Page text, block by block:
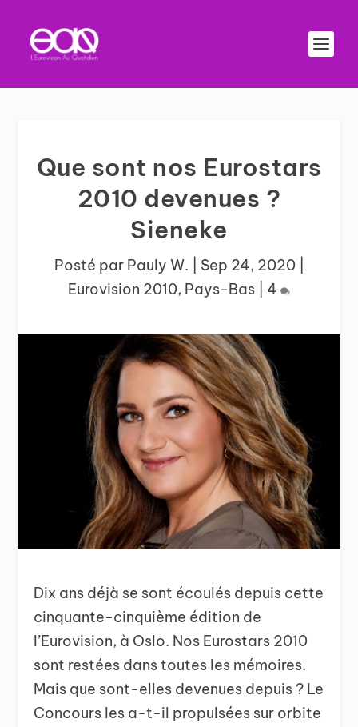
Que sont nos Eurostars
2010 devenues ?
Sieneke
Posté par Pauly W. Sep 24, 2020|
Eurovision 2010, Pays-Bas 4
Dix ans déjà se sont écoulés depuis cette
cinquante-cinquième édition de
l’Eurovision, à Oslo. Nos Eurostars 2010
sont restées dans toutes les mémoires.
Mais que sont-elles devenues depuis ? Le
Concours les a-t-il propulsées sur orbite